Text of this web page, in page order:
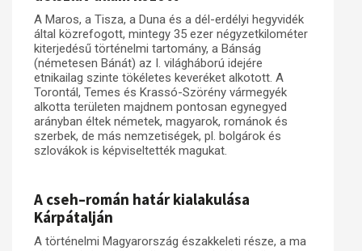
A Maros, a Tisza, a Duna és a dél-erdélyi hegyvidék
által közrefogott, mintegy 35 ezer négyzetkilométer
kiterjedésű történelmi tartomány, a Bánság
(németesen Bánát) az I. világháború idejére
etnikailag szinte tökéletes keveréket alkotott. A
Torontál, Temes és Krassó-Szörény vármegyék
alkotta területen majdnem pontosan egynegyed
arányban éltek németek, magyarok, románok és
szerbek, de más nemzetiségek, pl. bolgárok és
szlovákok is képviseltették magukat.
A cseh–román határ kialakulása
Kárpátalján
A történelmi Magyarország északkeleti része, a ma